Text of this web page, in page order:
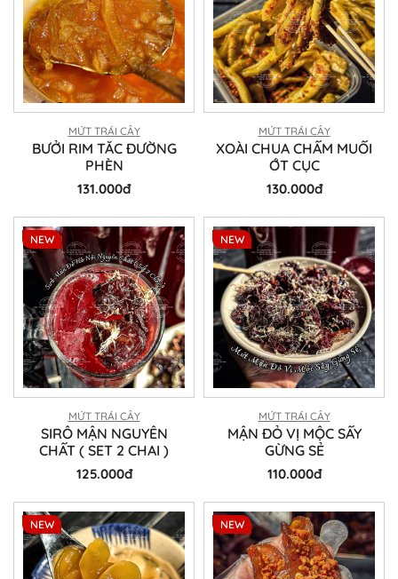
MỨT TRÁI CÂY
BƯỞI RIM TẮC ĐƯỜNG
PHÈN
131.000đ
MỨT TRÁI CÂY
XOÀI CHUA CHẤM MUỐI
ỚT CỤC
130.000đ
MỨT TRÁI CÂY
SIRÔ MẬN NGUYÊN
CHẤT ( SET 2 CHAI )
125.000đ
NEW
MỨT TRÁI CÂY
MẬN ĐỎ VỊ MỘC SẤY
GỪNG SẺ
110.000đ
NEW
NEW NEW